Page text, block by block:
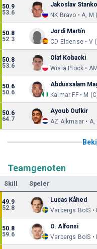
50.9
53.6
Jakoslav
NK Bravo • A, M
50.8
52.3
Jordi Martín
CD Eldense • V
50.8
53.6
Olaf Kobacki
Wisla Plock •
50.6
50.6
Abdussalam
Kalmar FF • M
50.6
64.7
Ayoub Oufkir
AZ Alkmaar • A,
Teamgenoten
Skill Speler
49.9
52.8
Lucas Kåhed
Varbergs BoIS •
50.8
59.6
O. Alfonsi
Varbergs BoIS •